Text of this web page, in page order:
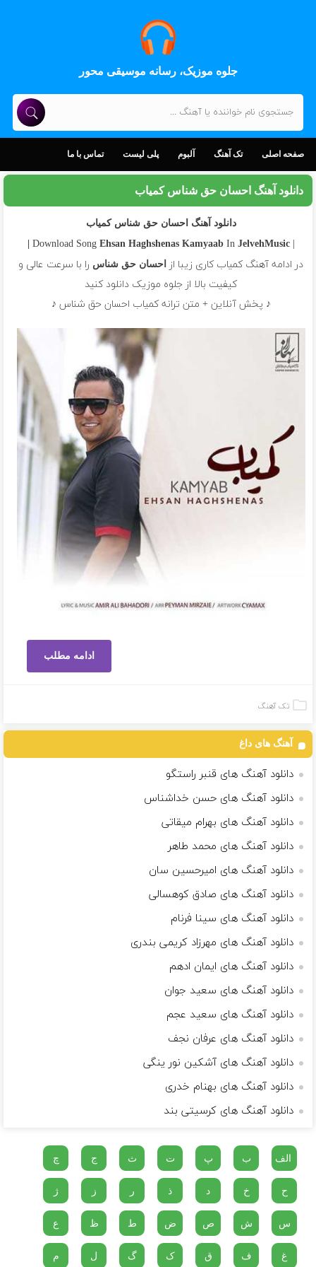
جلوه موزیک، رسانه موسیقی محور
صفحه اصلی تک آهنگ آلبوم پلی لیست تماس با ما
دانلود آهنگ احسان حق شناس کمیاب
دانلود آهنگ احسان حق شناس کمیاب
| Download Song
Ehsan Haghshenas KamyaabIn JelvehMusic |
در ادامه آهنگ کمیاب کاری زیبا از احسان حق شناس را با سرعت عالی و
کیفیت بالا از جلوه موزیک دانلود کنید
♪ پخش آنلاین + متن ترانه کمیاب احسان حق شناس ♪
ادامه مطلب
تک آهنگ
آهنگ های داغ
دانلود آهنگ های قنبر راستگو
دانلود آهنگ های حسن خداشناس
دانلود آهنگ های بهرام میقاتی
دانلود آهنگ های محمد طاهر
دانلود آهنگ های امیرحسین سان
دانلود آهنگ های صادق کوهسالی
دانلود آهنگ های سینا فرنام
دانلود آهنگ های مهرزاد کریمی بندری
دانلود آهنگ های ایمان ادهم
دانلود آهنگ های سعید جوان
دانلود آهنگ های سعید عجم
دانلود آهنگ های عرفان نجف
دانلود آهنگ های آشکین نور ینگی
دانلود آهنگ های بهنام خدری
دانلود آهنگ های کرسیتی بند
الف ب پ ت ث ج چ
ح خ د ذ ر ز ژ
س ش ص ض ط ظ ع
غ ف ق ک گ ل م